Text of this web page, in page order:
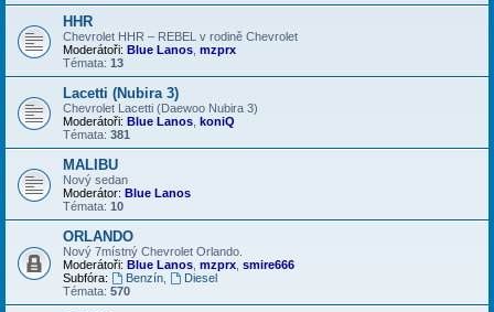
HHR
Chevrolet HHR – REBEL v rodině Chevrolet
Moderátoři: Blue Lanos mzprx
Témata: 13
Lacetti (Nubira 3)
Chevrolet Lacetti (Daewoo Nubira 3)
Moderátoři: Blue Lanos koniQ
Témata: 381
MALIBU
Nový sedan
Moderátor: Blue Lanos
Témata: 10
ORLANDO
Nový 7místný Chevrolet Orlando.
Moderátoři: Blue Lanos mzprx smire666
Subfóra:
Benzín,
Diesel
Témata: 570